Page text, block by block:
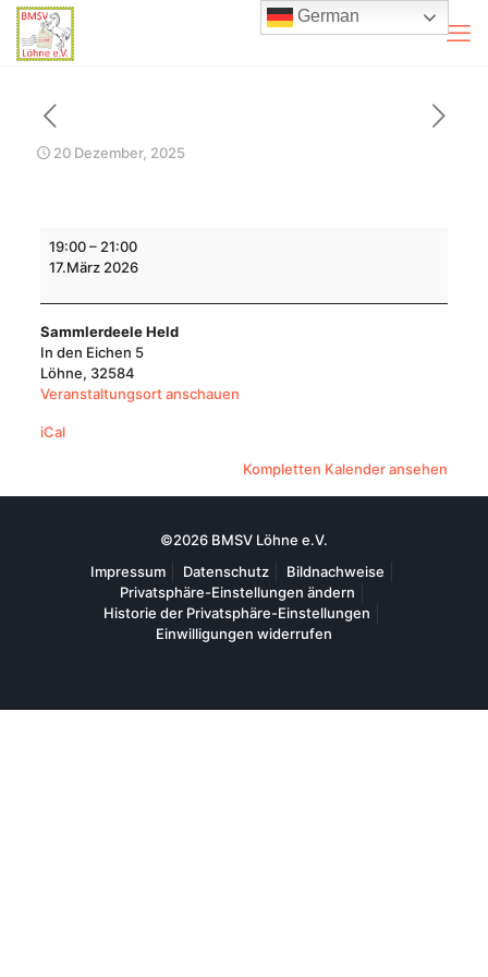
20 Dezember, 2025
Briefmarkendeele
Held
19:00– 21:00
17.März 2026
Sammlerdeele Held
In den Eichen 5
Löhne, 32584
Veranstaltungsort anschauen
iCal
Kompletten Kalender ansehen
©2026 BMSV Löhne e.V.
Impressum
Datenschutz
Bildnachweise
Privatsphäre-Einstellungen ändern
Historie der Privatsphäre-Einstellungen
Einwilligungen widerrufen
German